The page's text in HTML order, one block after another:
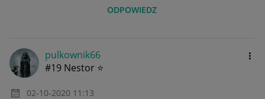
ODPOWIEDZ
pulkownik66
#19 Nestor ⭐
‎02-10-2020 11:13